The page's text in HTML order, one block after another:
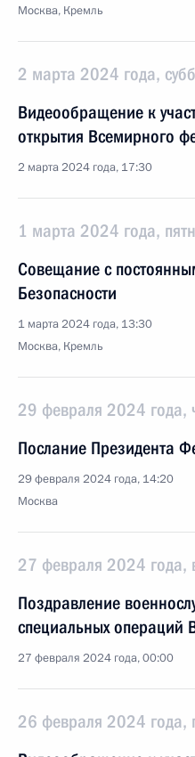
Москва, Кремль
2 марта 2024 года,
Видеообращение к
открытия Всемирного
2 марта 2024 года, 17:30
1 марта 2024 года,
Совещание с
Безопасности
1 марта 2024 года, 13:30
Москва, Кремль
29 февраля 2024 года,
Послание Президента
29 февраля 2024 года, 14:20
Москва
27 февраля 2024 года,
Поздравление
специальных операций
27 февраля 2024 года, 00:00
26 февраля 2024 года,